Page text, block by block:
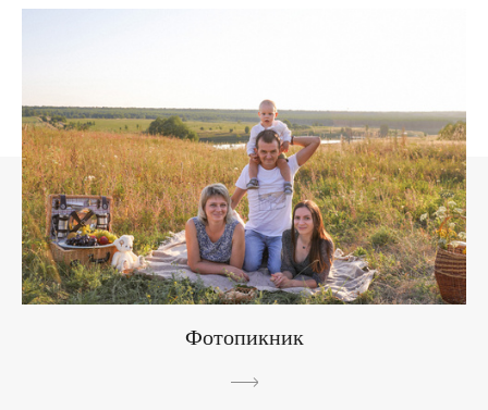
Фотопикник